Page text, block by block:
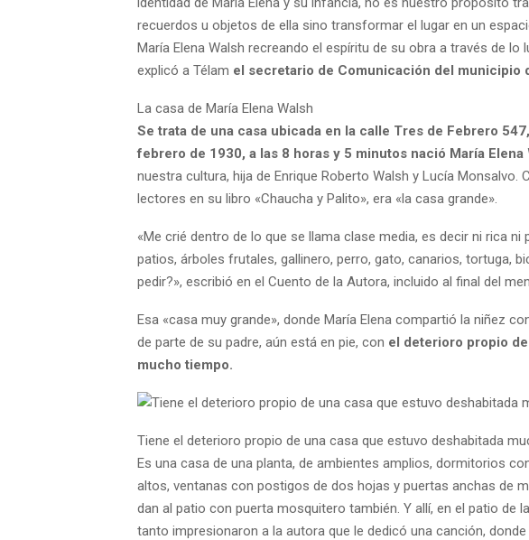
recuerdos u objetos de ella sino transformar el lugar en un
María Elena Walsh recreando el espíritu de su obra a través de lo
explicó a Télam el secretario de Comunicación del municipio
La casa de María Elena Walsh
Se trata de una casa ubicada en la calle Tres de Febrero
febrero de 1930, a las 8 horas y 5 minutos nació María Elena
nuestra cultura, hija de Enrique Roberto Walsh y Lucía
lectores en su libro «Chaucha y Palito», era «la casa grande».
«Me crié dentro de lo que se llama clase media, es decir ni rica ni
patios, árboles frutales, gallinero, perro, gato, canarios, tortuga,
pedir?», escribió en el Cuento de la Autora, incluido al final del
Esa «casa muy grande», donde María Elena compartió la niñez
de parte de su padre, aún está en pie, con el deterioro propio
mucho tiempo.
Tiene el deterioro propio de una casa que estuvo deshabitada
Es una casa de una planta, de ambientes amplios, dormitorios
altos, ventanas con postigos de dos hojas y puertas anchas de
dan al patio con puerta mosquitero también. Y allí, en el patio de
tanto impresionaron a la autora que le dedicó una canción,